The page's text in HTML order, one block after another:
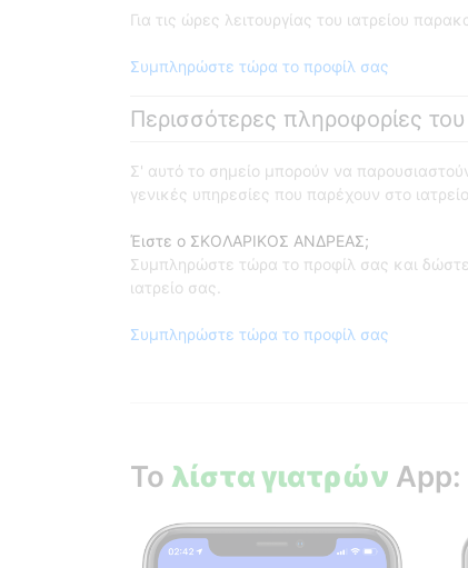
Για τις ώρες λειτουργίας του ιατρείου
Συμπληρώστε τώρα το προφίλ σας
Περισσότερες πληροφορίες
Σ' αυτό το σημείο μπορούν να παρουσιαστούν
γενικές υπηρεσίες που παρέχουν στο
Έιστε ο ΣΚΟΛΑΡΙΚΟΣ ΑΝΔΡΕΑΣ;
Συμπληρώστε τώρα το προφίλ σας και
ιατρείο σας.
Συμπληρώστε τώρα το προφίλ σας
Το λίστα γιατρών App: